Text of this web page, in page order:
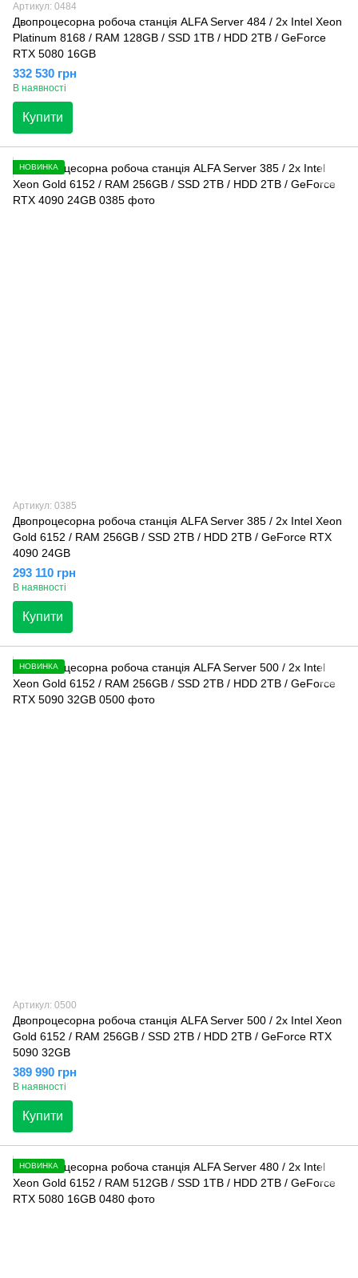
Артикул: 0484
Двопроцесорна робоча станція ALFA Server 484 / 2x Intel Xeon
Platinum 8168 / RAM 128GB / SSD 1TB / HDD 2TB / GeForce
RTX 5080 16GB
332 530 грн
В наявності
Купити
НОВИНКА
Артикул: 0385
Двопроцесорна робоча станція ALFA Server 385 / 2x Intel Xeon
Gold 6152 / RAM 256GB / SSD 2TB / HDD 2TB / GeForce RTX
4090 24GB
293 110 грн
В наявності
Купити
НОВИНКА
Артикул: 0500
Двопроцесорна робоча станція ALFA Server 500 / 2x Intel Xeon
Gold 6152 / RAM 256GB / SSD 2TB / HDD 2TB / GeForce RTX
5090 32GB
389 990 грн
В наявності
Купити
НОВИНКА